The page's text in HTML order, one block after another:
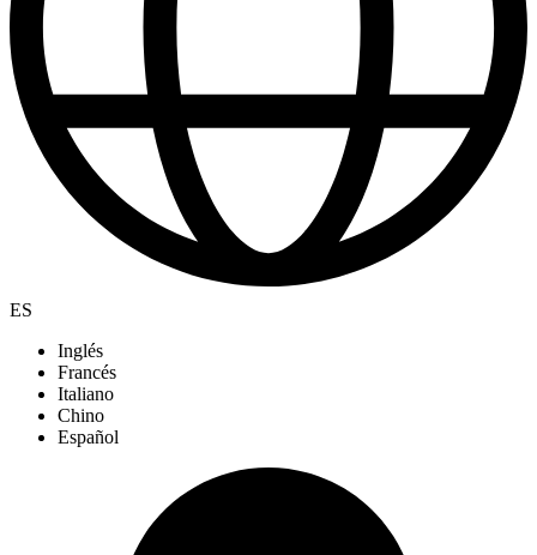
ES
Inglés
Francés
Italiano
Chino
Español